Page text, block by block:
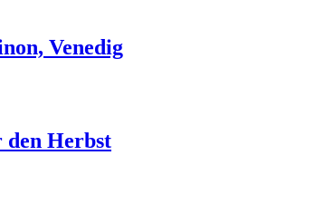
Venedig
den Herbst